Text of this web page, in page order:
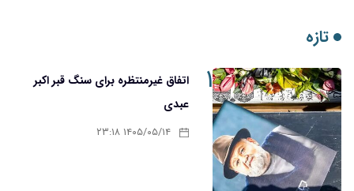
تازه
۱
اتفاق غیرمنتظره برای سنگ قبر اکبر
عبدی
۱۴۰۵/۰۵/۱۴ ۲۳:۱۸